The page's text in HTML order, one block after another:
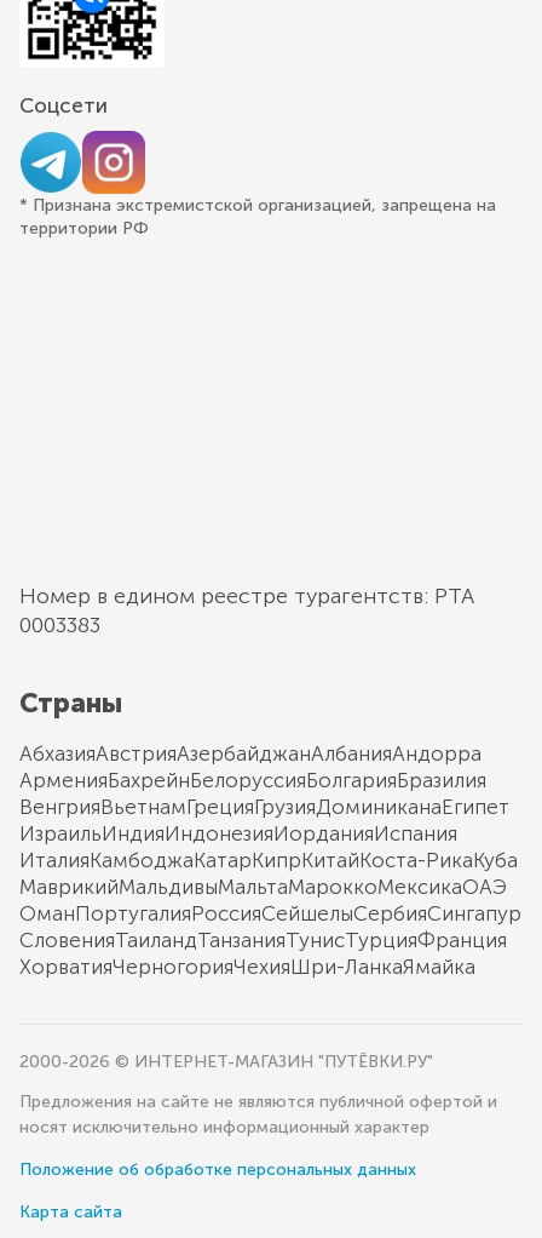
Соцсети
* Признана экстремистской организацией, запрещена на
территории РФ
Номер в едином реестре турагентств: РТА
0003383
Страны
АбхазияАвстрияАзербайджанАлбанияАндорра
АрменияБахрейнБелоруссияБолгарияБразилия
ВенгрияВьетнамГрецияГрузияДоминиканаЕгипет
ИзраильИндияИндонезияИорданияИспания
ИталияКамбоджаКатарКипрКитайКоста-РикаКуба
МаврикийМальдивыМальтаМароккоМексикаОАЭ
ОманПортугалияРоссияСейшелыСербияСингапур
СловенияТаиландТанзанияТунисТурцияФранция
ХорватияЧерногорияЧехияШри-ЛанкаЯмайка
2000-2026 © ИНТЕРНЕТ-МАГАЗИН "ПУТЁВКИ.РУ"
Предложения на сайте не являются публичной офертой и
носят исключительно информационный характер
Положение об обработке персональных данных
Карта сайта